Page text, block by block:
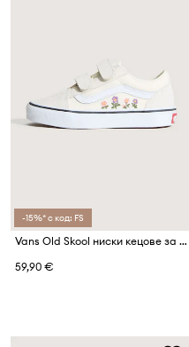
-15%* с код: FS
Vans Old Skool ниски кецове за деца
59,90 €